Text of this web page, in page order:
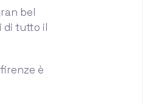
bel
di tutto il
è